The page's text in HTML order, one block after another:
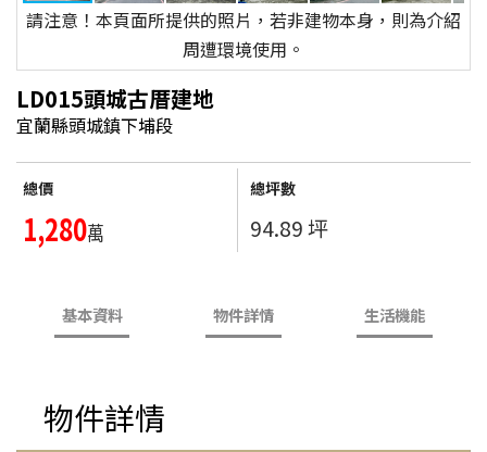
請注意！本頁面所提供的照片，若非建物本身，則為介紹
周遭環境使用。
LD015頭城古厝建地
宜蘭縣頭城鎮下埔段
總價
1,280萬
總坪數
94.89 坪
基本資料 物件詳情 生活機能
物件詳情